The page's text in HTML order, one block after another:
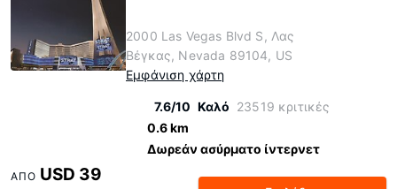
2000 Las Vegas Blvd S, Λας
Βέγκας, Nevada 89104, US
Εμφάνιση χάρτη
7.6/10 Καλό 23519 κριτικές
0.6 km
Δωρεάν ασύρματο ίντερνετ
ΑΠΌ USD 39